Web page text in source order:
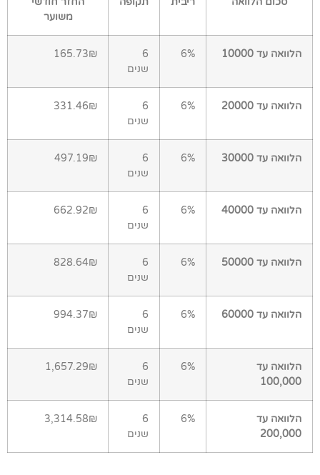
משוער
הלוואה עד 10000 6%
6
שנים
165.73₪
הלוואה עד 20000 6%
6
שנים
331.46₪
הלוואה עד 30000 6%
6
שנים
497.19₪
הלוואה עד 40000 6%
6
שנים
662.92₪
הלוואה עד 50000 6%
6
שנים
828.64₪
הלוואה עד 60000 6%
6
שנים
994.37₪
הלוואה עד
100,000
6%
6
שנים
1,657.29₪
הלוואה עד
200,000
6%
6
שנים
3,314.58₪